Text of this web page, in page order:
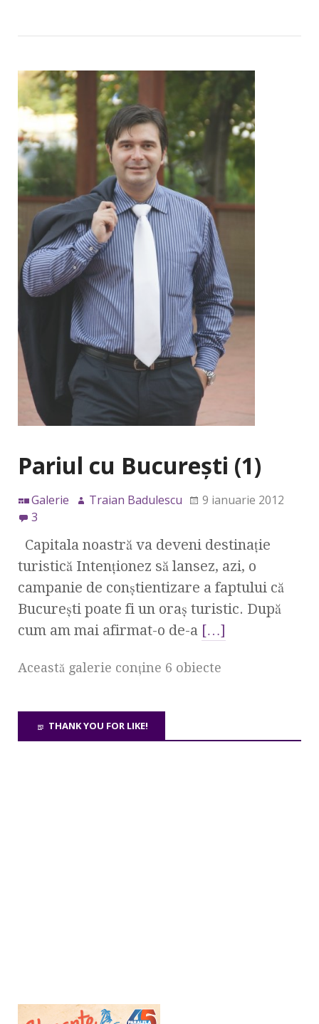
Pariul cu Bucureşti (1)
Galerie Traian Badulescu
9 ianuarie 2012
3
Capitala noastră va deveni destinaţie
turistică Intenţionez să lansez, azi, o
campanie de conştientizare a faptului că
Bucureşti poate fi un oraş turistic. După
cum am mai afirmat-o de-a […]
Această galerie conţine 6 obiecte
THANK YOU FOR LIKE!